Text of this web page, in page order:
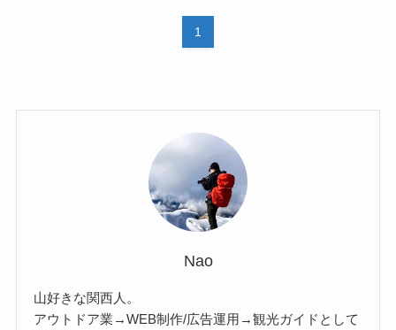
1
Nao
山好きな関西人。
アウトドア業→WEB制作/広告運用→観光ガイドとして